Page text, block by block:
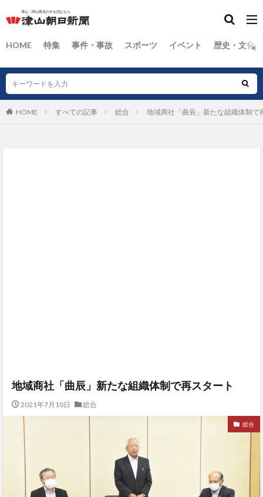
HOME 特集 事件・事故 スポーツ イベント 歴史・文化
HOME すべての記事 総合 地域商社「曲辰」新たな組織体制で
地域商社「曲辰」新たな組織体制で再スタート
2021年7月10日 総合
総合